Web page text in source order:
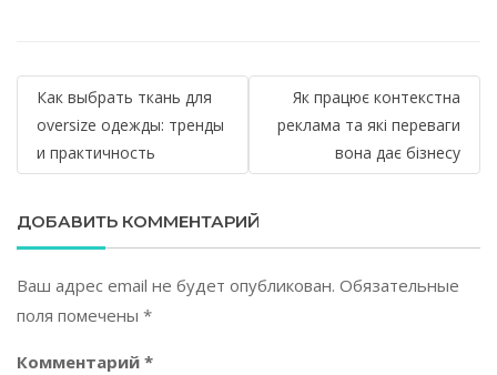
Навигация
по
записям
Как выбрать ткань для
oversize одежды: тренды
и практичность
Як працює контекстна
реклама та які переваги
вона дає бізнесу
ДОБАВИТЬ КОММЕНТАРИЙ
Ваш адрес email не будет опубликован. Обязательные
поля помечены *
Комментарий *